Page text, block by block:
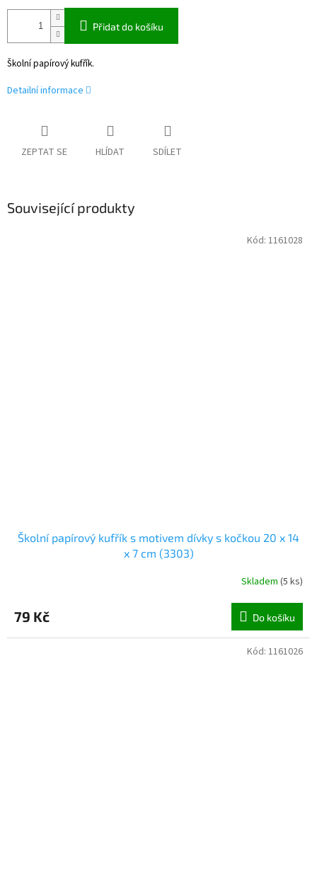
Přidat do košíku
Školní papírový kufřík.
Detailní informace
ZEPTAT SE HLÍDAT SDÍLET
Související produkty
Školní papírový kufřík s motivem dívky s kočkou 20 x 14
x 7 cm (3303)
Skladem (5 ks)
79 Kč Do košíku
Kód: 1161028
Kód: 1161026